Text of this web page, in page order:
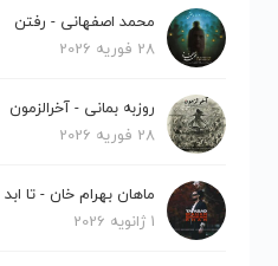
محمد اصفهانی - رفتن
28 فوریه 2026
روزبه بمانی - آخرالزمون
28 فوریه 2026
ماهان بهرام خان - تا ابد
1 ژانویه 2026